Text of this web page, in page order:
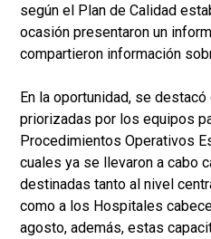
según el Plan de Calidad
ocasión presentaron un
compartieron información
En la oportunidad, se
priorizadas por los equipos
Procedimientos Operativos
cuales ya se llevaron a cabo
destinadas tanto al nivel
como a los Hospitales
agosto, además, estas